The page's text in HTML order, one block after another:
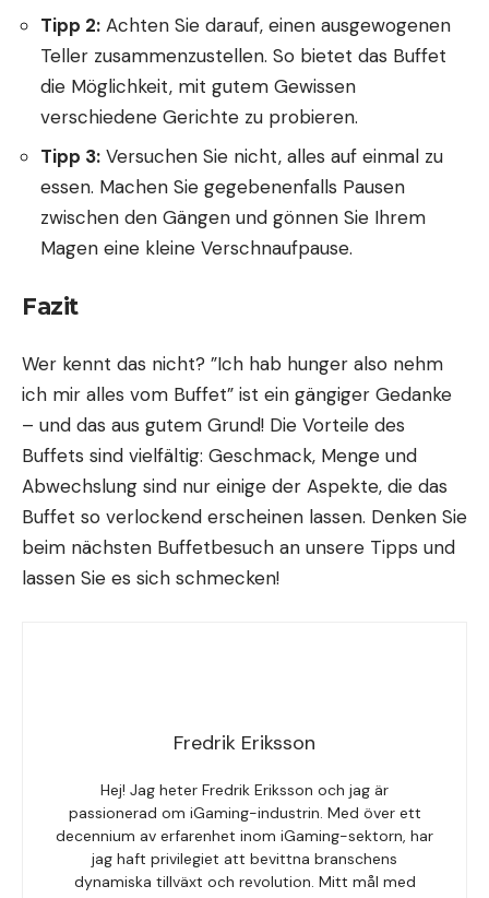
Tipp 2: Achten Sie darauf, einen ausgewogenen
Teller zusammenzustellen. So bietet das Buffet
die Möglichkeit, mit gutem Gewissen
verschiedene Gerichte zu probieren.
Tipp 3: Versuchen Sie nicht, alles auf einmal zu
essen. Machen Sie gegebenenfalls Pausen
zwischen den Gängen und gönnen Sie Ihrem
Magen eine kleine Verschnaufpause.
Fazit
Wer kennt das nicht? ”Ich hab hunger also nehm
ich mir alles vom Buffet” ist ein gängiger Gedanke
– und das aus gutem Grund! Die Vorteile des
Buffets sind vielfältig: Geschmack, Menge und
Abwechslung sind nur einige der Aspekte, die das
Buffet so verlockend erscheinen lassen. Denken Sie
beim nächsten Buffetbesuch an unsere Tipps und
lassen Sie es sich schmecken!
Fredrik Eriksson
Hej! Jag heter Fredrik Eriksson och jag är
passionerad om iGaming-industrin. Med över ett
decennium av erfarenhet inom iGaming-sektorn, har
jag haft privilegiet att bevittna branschens
dynamiska tillväxt och revolution. Mitt mål med